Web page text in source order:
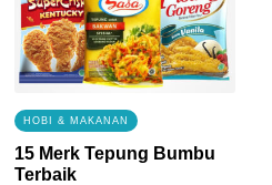
HOBI & MAKANAN
15 Merk Tepung Bumbu
Terbaik